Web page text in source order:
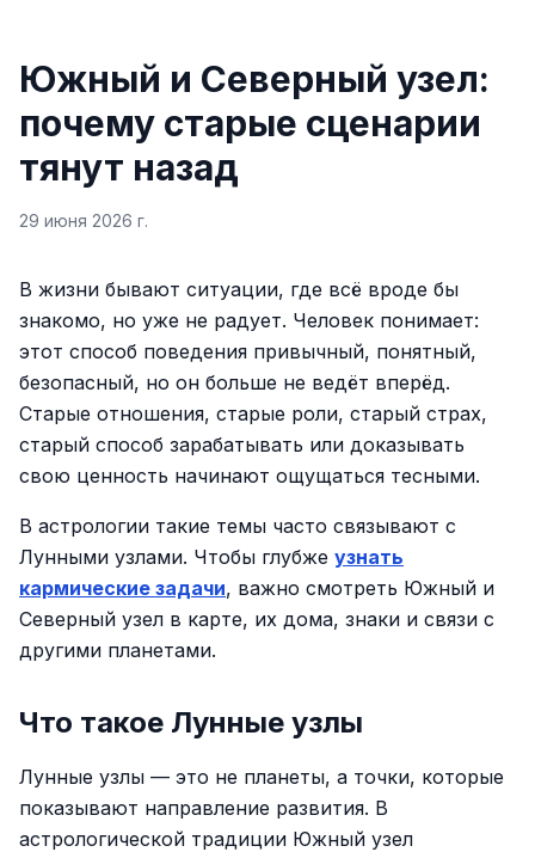
Южный и Северный узел:
почему старые сценарии
тянут назад
29 июня 2026 г.
В жизни бывают ситуации, где всё вроде бы
знакомо, но уже не радует. Человек понимает:
этот способ поведения привычный, понятный,
безопасный, но он больше не ведёт вперёд.
Старые отношения, старые роли, старый страх,
старый способ зарабатывать или доказывать
свою ценность начинают ощущаться тесными.
В астрологии такие темы часто связывают с
Лунными узлами. Чтобы глубже узнать
кармические задачи, важно смотреть Южный и
Северный узел в карте, их дома, знаки и связи с
другими планетами.
Что такое Лунные узлы
Лунные узлы — это не планеты, а точки, которые
показывают направление развития. В
астрологической традиции Южный узел